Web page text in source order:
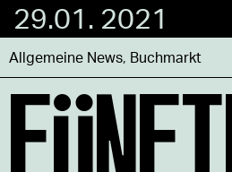
29.01. 2021
Allgemeine News, Buchmarkt